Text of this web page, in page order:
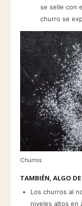
se selle con
churro se
Churros
TAMBIÉN, ALGO
Los churros al
niveles altos en